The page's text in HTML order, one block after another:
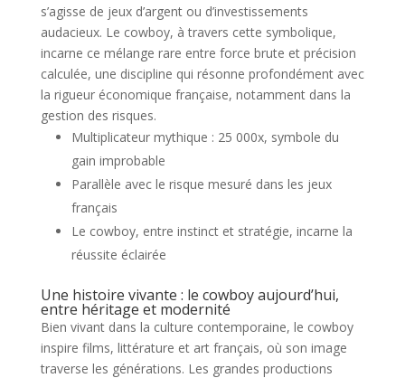
s’agisse de jeux d’argent ou d’investissements
audacieux. Le cowboy, à travers cette symbolique,
incarne ce mélange rare entre force brute et précision
calculée, une discipline qui résonne profondément avec
la rigueur économique française, notamment dans la
gestion des risques.
Multiplicateur mythique : 25 000x, symbole du
gain improbable
Parallèle avec le risque mesuré dans les jeux
français
Le cowboy, entre instinct et stratégie, incarne la
réussite éclairée
Une histoire vivante : le cowboy aujourd’hui,
entre héritage et modernité
Bien vivant dans la culture contemporaine, le cowboy
inspire films, littérature et art français, où son image
traverse les générations. Les grandes productions